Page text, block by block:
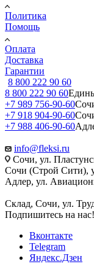
Политика
Помощь
Оплата
Доставка
Гарантии
8 800 222 90 60
8 800 222 90 60
+7 989 756-90-60
+7 918 904-90-60
+7 988 406-90-60
info@fleksi.ru
Сочи, ул.
Сочи (Строй Сити),
Адлер, ул.
Склад, Сочи, ул.
Подпишитесь на нас!
Вконтакте
Telegram
Яндекс.Дзен